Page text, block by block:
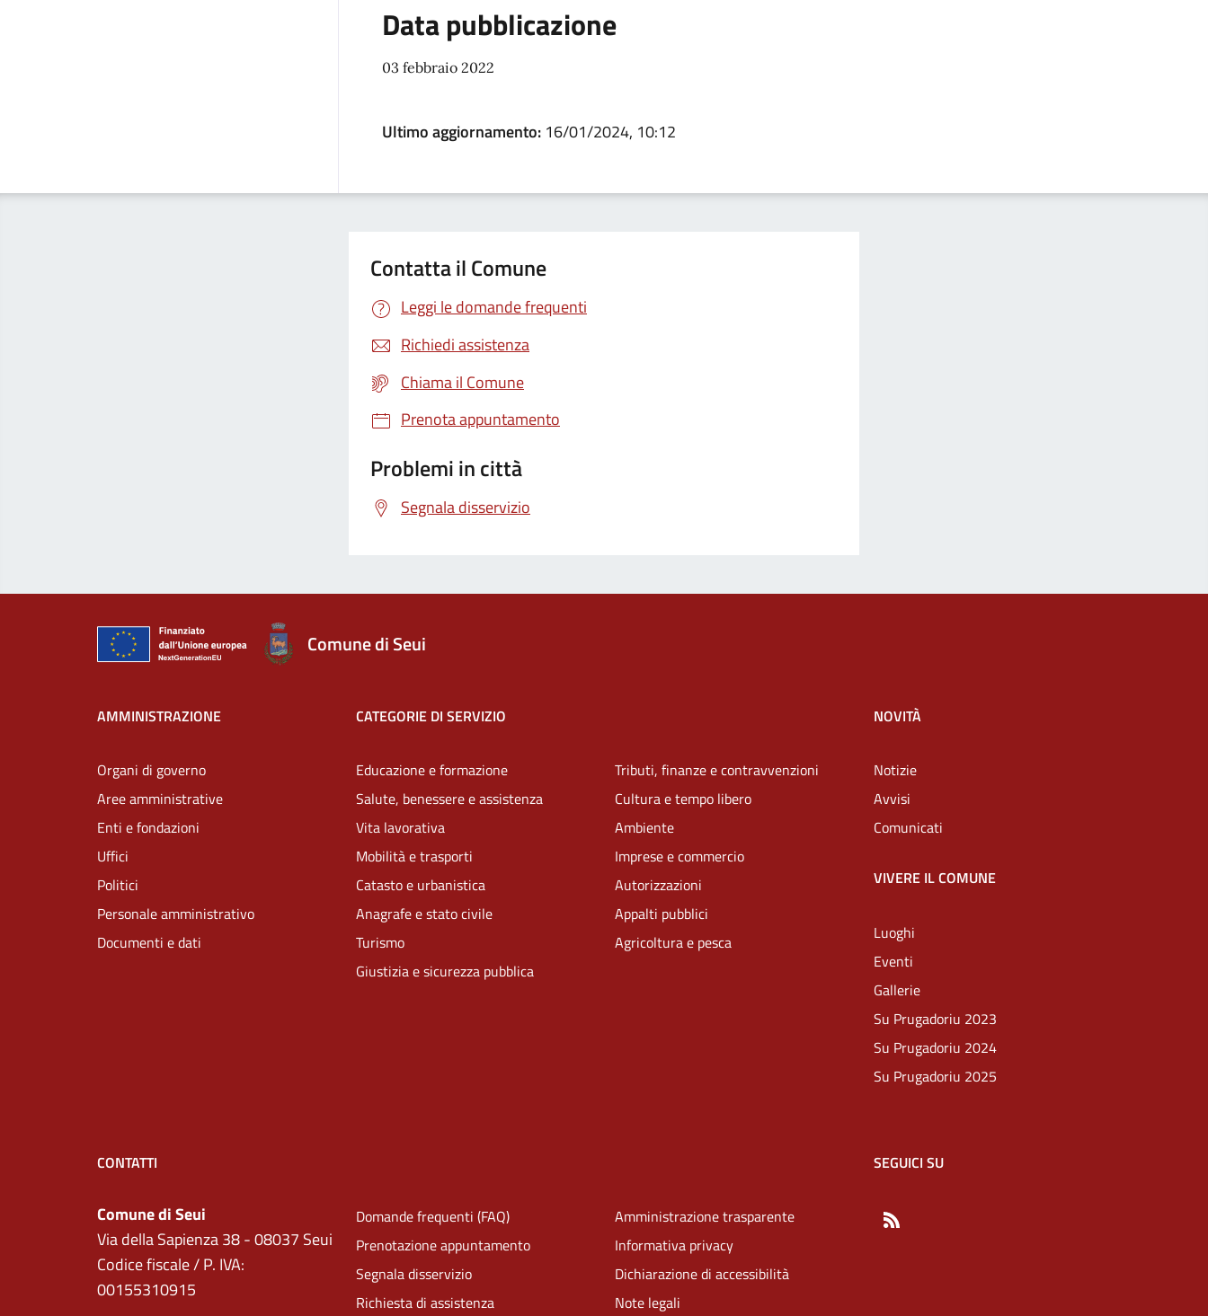
Data pubblicazione
03 febbraio 2022
Ultimo aggiornamento: 16/01/2024, 10:12
Contatta il Comune
Leggi le domande frequenti
Richiedi assistenza
Chiama il Comune
Prenota appuntamento
Problemi in città
Segnala disservizio
Comune di Seui
AMMINISTRAZIONE
Organi di governo
Aree amministrative
Enti e fondazioni
Uffici
Politici
Personale amministrativo
Documenti e dati
CATEGORIE DI SERVIZIO
Educazione e formazione
Salute, benessere e assistenza
Vita lavorativa
Mobilità e trasporti
Catasto e urbanistica
Anagrafe e stato civile
Turismo
Giustizia e sicurezza pubblica
Tributi, finanze e contravvenzioni
Cultura e tempo libero
Ambiente
Imprese e commercio
Autorizzazioni
Appalti pubblici
Agricoltura e pesca
NOVITÀ
Notizie
Avvisi
Comunicati
VIVERE IL COMUNE
Luoghi
Eventi
Gallerie
Su Prugadoriu 2023
Su Prugadoriu 2024
Su Prugadoriu 2025
CONTATTI
Comune di Seui
Via della Sapienza 38 - 08037 Seui
Codice fiscale / P. IVA:
00155310915
Domande frequenti (FAQ)
Prenotazione appuntamento
Segnala disservizio
Richiesta di assistenza
Amministrazione trasparente
Informativa privacy
Dichiarazione di accessibilità
Note legali
SEGUICI SU